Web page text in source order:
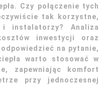
Czy połączenie tych
tak korzystne,
instalatorzy? Analiza
inwestycji oraz
na pytanie,
warto stosować w
zapewniając komfort
przy jednoczesnej